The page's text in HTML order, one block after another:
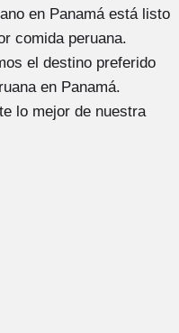
en Panamá está listo
comida peruana.
el destino preferido
en Panamá.
lo mejor de nuestra